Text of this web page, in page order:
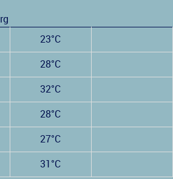
23°C
28°C
32°C
28°C
27°C
31°C